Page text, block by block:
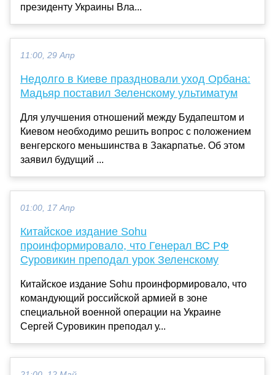
президенту Украины Вла...
11:00, 29 Апр
Недолго в Киеве праздновали уход Орбана:
Мадьяр поставил Зеленскому ультиматум
Для улучшения отношений между Будапештом и
Киевом необходимо решить вопрос с положением
венгерского меньшинства в Закарпатье. Об этом
заявил будущий ...
01:00, 17 Апр
Китайское издание Sohu
проинформировало, что Генерал ВС РФ
Суровикин преподал урок Зеленскому
Китайское издание Sohu проинформировало, что
командующий российской армией в зоне
специальной военной операции на Украине
Сергей Суровикин преподал у...